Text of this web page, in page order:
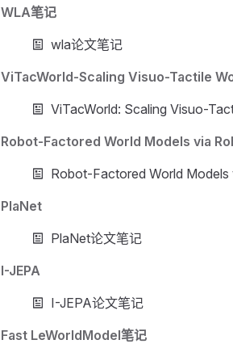
WLA笔记
wla论文笔记
ViTacWorld-Scaling Visuo-Tactile
ViTacWorld: Scaling Visuo-
Robot-Factored World Models via
Robot-Factored World
PlaNet
PlaNet论文笔记
I-JEPA
I-JEPA论文笔记
Fast LeWorldModel笔记